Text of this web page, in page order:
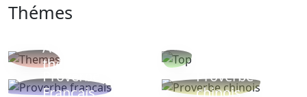
Thémes
Autres
thèmes
Proverbe
Français
Proverbe
chinois